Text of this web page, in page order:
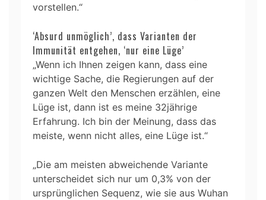
vorstellen.“
‘Absurd unmöglich’, dass Varianten der
Immunität entgehen, ‘nur eine Lüge’
„Wenn ich Ihnen zeigen kann, dass eine
wichtige Sache, die Regierungen auf der
ganzen Welt den Menschen erzählen, eine
Lüge ist, dann ist es meine 32jährige
Erfahrung. Ich bin der Meinung, dass das
meiste, wenn nicht alles, eine Lüge ist.“
„Die am meisten abweichende Variante
unterscheidet sich nur um 0,3% von der
ursprünglichen Sequenz, wie sie aus Wuhan